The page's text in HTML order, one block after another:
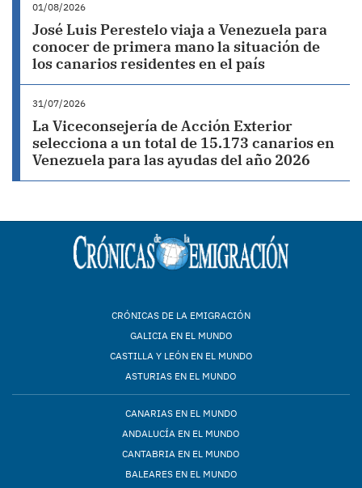
01/08/2026
José Luis Perestelo viaja a Venezuela para
conocer de primera mano la situación de
los canarios residentes en el país
31/07/2026
La Viceconsejería de Acción Exterior
selecciona a un total de 15.173 canarios en
Venezuela para las ayudas del año 2026
CRÓNICAS DE LA EMIGRACIÓN
GALICIA EN EL MUNDO
CASTILLA Y LEÓN EN EL MUNDO
ASTURIAS EN EL MUNDO
CANARIAS EN EL MUNDO
ANDALUCÍA EN EL MUNDO
CANTABRIA EN EL MUNDO
BALEARES EN EL MUNDO